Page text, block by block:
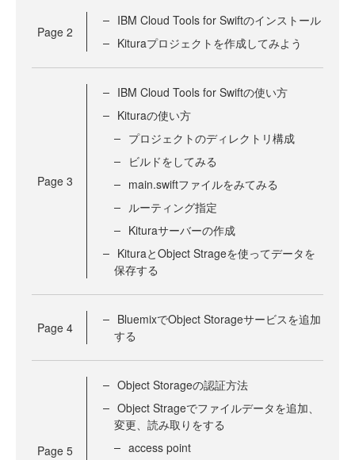
Page 2
IBM Cloud Tools for Swiftのインストール
Kituraプロジェクトを作成してみよう
Page 3
IBM Cloud Tools for Swiftの使い方
Kituraの使い方
プロジェクトのディレクトリ構成
ビルドをしてみる
main.swiftファイルをみてみる
ルーティング指定
Kituraサーバーの作成
KituraとObject Strageを使ってデータを
保存する
Page 4
BluemixでObject Storageサービスを追加
する
Page 5
Object Storageの認証方法
Object Strageでファイルデータを追加、
変更、読み取りをする
access point